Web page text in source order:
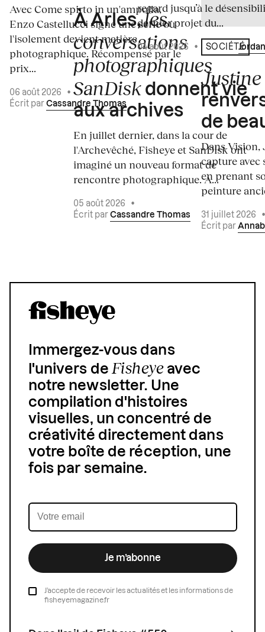
Avec Come spirto in un'ampolla,
Enzo Castellucci signe une série où
l'isolement devient matière
photographique. Récompensé par le
prix...
06 août 2026
•
Écrit par Cassandre Thomas
À Arles,les
conversations
photographiques
SanDisk donnent vie
aux archives
En juillet dernier, dans la cour de
l'Archevêché, Fisheye et SanDisk ont
imaginé un nouveau format de
rencontre photographique. À...
05 août 2026
•
Écrit par Cassandre Thomas
regard jusqu’à le
dernier projet du...
04 août 2026 • Écrit par
SOCIÉTÉ
de
Dans
capture avec
en prenant
peinture
31 juillet 2026
Écrit par
Immergez-vous dans
l'univers de Fisheyeavec
notre newsletter. Une
compilation d'histoires
visuelles, un concentré de
créativité directement dans
votre boîte de réception, une
fois par semaine.
Je m’abonne
J’accepte de recevoir les actualités et les informations de
fisheyemagazine.fr